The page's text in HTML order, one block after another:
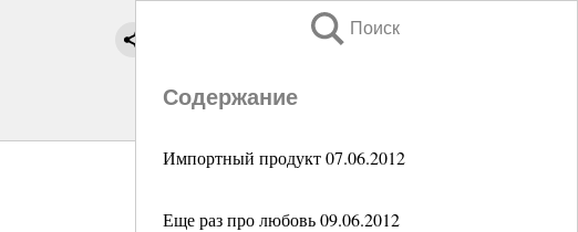
Поиск
Содержание
Импортный продукт 07.06.2012
Еще раз про любовь 09.06.2012